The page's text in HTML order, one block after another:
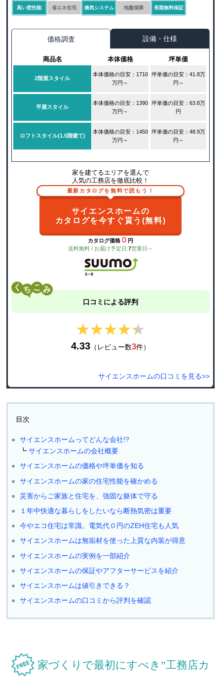
高い窓性能 省エネ住宅 換気システム 地盤保障 長期無料保証
価格調査 設備・仕様
商品名 本体価格 坪単価
2階屋スタイル
本体価格の目安：1710
万円～
坪単価の目安：41.8万
円～
平屋スタイル
本体価格の目安：1390
万円～
坪単価の目安：63.8万
円
ロフトスタイル(1.5階建て)
本体価格の目安：1450
万円～
坪単価の目安：48.9万
円～
家を建てるエリアを選んで
人気の工務店を徹底比較！
最新カタログを無料で読もう！
サイエンスホームの
カタログを今すぐ貰う(無料)
カタログ価格 ０ 円
送料無料 / お届け予定日:7営業日～
く こ
口コミによる評判
★★★★★
★★★★★
4.33 （レビュー数3件）
サイエンスホームの口コミを見る>>
目次
サイエンスホームってどんな会社!?
サイエンスホームの会社概要
サイエンスホームの価格や坪単価を知る
サイエンスホームの家の住宅性能を確かめる
災害からご家族と住宅を、強固な躯体で守る
１年中快適な暮らしをしたいなら断熱気密は重要
今やエコ住宅は常識。電気代０円のZEH住宅も人気
サイエンスホームは無垢材を使った上質な内装が得意
サイエンスホームの実例を一部紹介
サイエンスホームの保証やアフターサービスを紹介
サイエンスホームは値引きできる？
サイエンスホームの口コミから評判を確認